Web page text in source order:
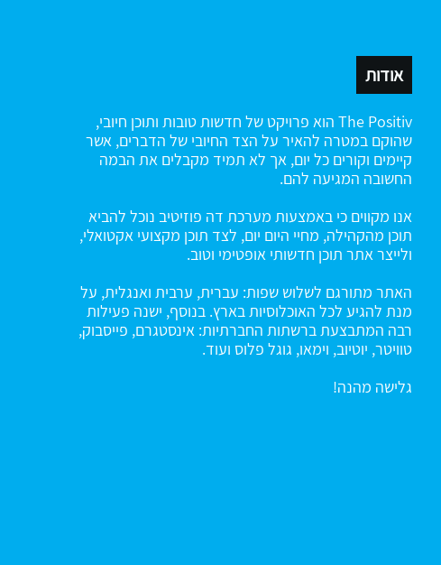
אודות
The Positiv הוא פרויקט של חדשות טובות ותוכן חיובי,
שהוקם במטרה להאיר על הצד החיובי של הדברים, אשר
קיימים וקורים כל יום, אך לא תמיד מקבלים את הבמה
החשובה המגיעה להם.
אנו מקווים כי באמצעות מערכת דה פוזיטיב נוכל להביא
תוכן מהקהילה, מחיי היום יום, לצד תוכן מקצועי אקטואלי,
ולייצר אתר תוכן חדשותי אופטימי וטוב.
האתר מתורגם לשלוש שפות: עברית, ערבית ואנגלית, על
מנת להגיע לכל האוכלוסיות בארץ. בנוסף, ישנה פעילות
רבה המתבצעת ברשתות החברתיות: אינסטגרם, פייסבוק,
טוויטר, יוטיוב, וימאו, גוגל פלוס ועוד.
גלישה מהנה!